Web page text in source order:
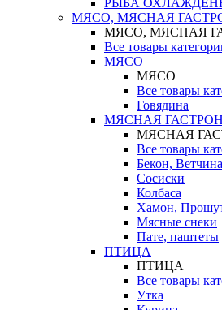
РЫБА
МЯСО, МЯСНАЯ
МЯСО, МЯСНАЯ
Все товары
МЯСО
МЯСО
Все товары
Говядина
МЯСНАЯ
МЯСНАЯ
Все товары
Бекон, Ветчина
Сосиски
Колбаса
Хамон,
Мясные снеки
Пате, паштеты
ПТИЦА
ПТИЦА
Все товары
Утка